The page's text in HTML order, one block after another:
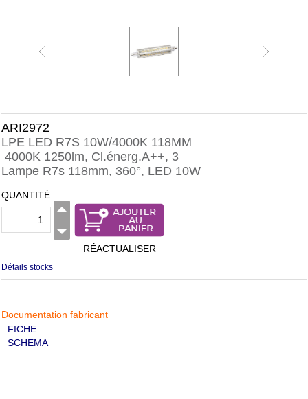
ARI2972
LPE LED R7S 10W/4000K 118MM
4000K 1250lm, Cl.énerg.A++, 3
Lampe R7s 118mm, 360°, LED 10W
QUANTITÉ
RÉACTUALISER
Détails stocks
Documentation fabricant
FICHE
SCHEMA